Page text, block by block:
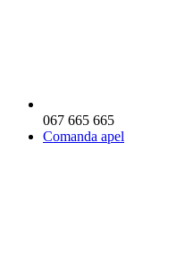
067 665 665
Comanda apel